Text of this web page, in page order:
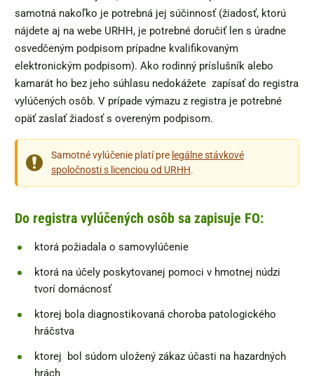
samotná nakoľko je potrebná jej súčinnosť (žiadosť, ktorú
nájdete aj na webe URHH, je potrebné doručiť len s úradne
osvedčeným podpisom prípadne kvalifikovaným
elektronickým podpisom). Ako rodinný príslušník alebo
kamarát ho bez jeho súhlasu nedokážete zapísať do registra
vylúčených osôb. V prípade výmazu z registra je potrebné
opäť zaslať žiadosť s overeným podpisom.
Samotné vylúčenie platí pre legálne stávkové
spoločnosti s licenciou od URHH.
Do registra vylúčených osôb sa zapisuje FO:
ktorá požiadala o samovylúčenie
ktorá na účely poskytovanej pomoci v hmotnej núdzi
tvorí domácnosť
ktorej bola diagnostikovaná choroba patologického
hráčstva
ktorej bol súdom uložený zákaz účasti na hazardných
hrách